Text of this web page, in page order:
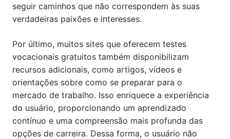
seguir caminhos que não correspondem às suas
verdadeiras paixões e interesses.
Por último, muitos sites que oferecem testes
vocacionais gratuitos também disponibilizam
recursos adicionais, como artigos, vídeos e
orientações sobre como se preparar para o
mercado de trabalho. Isso enriquece a experiência
do usuário, proporcionando um aprendizado
contínuo e uma compreensão mais profunda das
opções de carreira. Dessa forma, o usuário não